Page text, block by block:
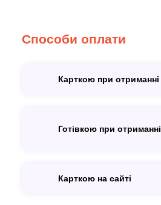
Способи оплати
Карткою при отриманні
Готівкою при отриманні
Карткою на сайті